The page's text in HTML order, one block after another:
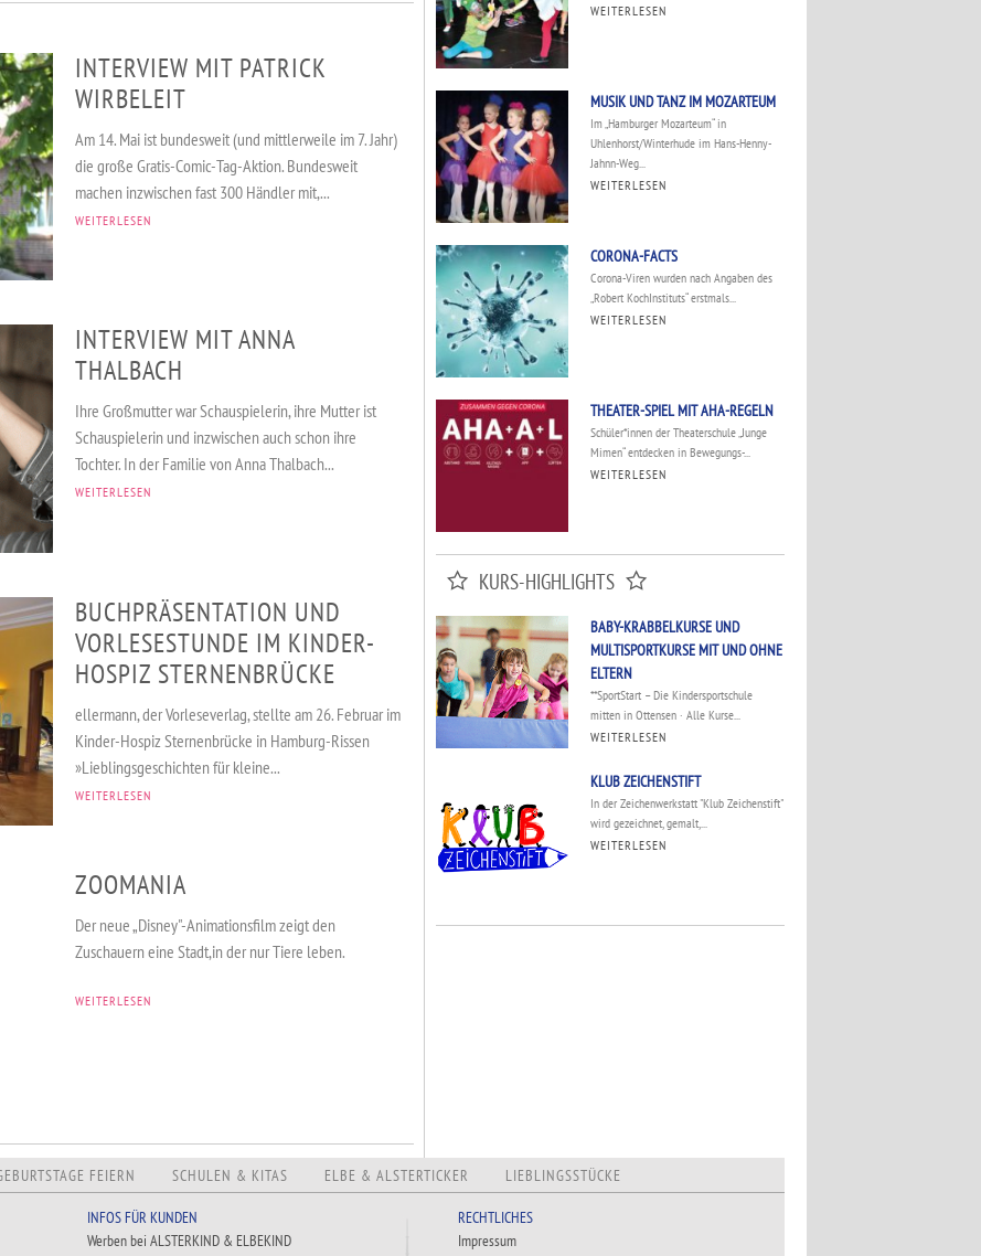
INTERVIEW MIT PATRICK
WIRBELEIT
Am 14. Mai ist bundesweit (und mittlerweile im 7. Jahr)
die große Gratis-Comic-Tag-Aktion. Bundesweit
machen inzwischen fast 300 Händler mit,...
WEITERLESEN
INTERVIEW MIT ANNA
THALBACH
Ihre Großmutter war Schauspielerin, ihre Mutter ist
Schauspielerin und inzwischen auch schon ihre
Tochter. In der Familie von Anna Thalbach...
WEITERLESEN
BUCHPRÄSENTATION UND
VORLESESTUNDE IM KINDER-
HOSPIZ STERNENBRÜCKE
ellermann, der Vorleseverlag, stellte am 26. Februar im
Kinder-Hospiz Sternenbrücke in Hamburg-Rissen
»Lieblingsgeschichten für kleine...
WEITERLESEN
ZOOMANIA
Der neue „Disney"-Animationsfilm zeigt den
Zuschauern eine Stadt,in der nur Tiere leben.
WEITERLESEN
WEITERLESEN
MUSIK UND TANZ IM MOZARTEUM
Im „Hamburger Mozarteum“ in
Uhlenhorst/Winterhude im Hans-Henny-
Jahnn-Weg...
WEITERLESEN
CORONA-FACTS
Corona-Viren wurden nach Angaben des
„Robert KochInstituts“ erstmals...
WEITERLESEN
THEATER-SPIEL MIT AHA-REGELN
Schüler*innen der Theaterschule „Junge
Mimen“ entdecken in Bewegungs-...
WEITERLESEN
KURS-HIGHLIGHTS
BABY-KRABBELKURSE UND
MULTISPORTKURSE MIT UND OHNE
ELTERN
**SportStart – Die Kindersportschule
mitten in Ottensen · Alle Kurse...
WEITERLESEN
KLUB ZEICHENSTIFT
In der Zeichenwerkstatt "Klub Zeichenstift"
wird gezeichnet, gemalt,...
WEITERLESEN
FEIERN SCHULEN & KITAS
VERANSTALTUNGEN
KURSE & SPORT
ADRESSEN
ELBE & ALSTERTICKER LIEBLINGSSTÜCKE
INFOS FÜR KUNDEN
Werben bei ALSTERKIND & ELBEKIND
RECHTLICHES
Impressum